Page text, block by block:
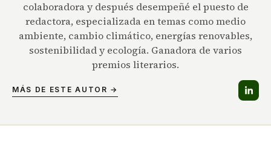
colaboradora y después desempeñé el puesto de
redactora, especializada en temas como medio
ambiente, cambio climático, energías renovables,
sostenibilidad y ecología. Ganadora de varios
premios literarios.
MÁS DE ESTE AUTOR →